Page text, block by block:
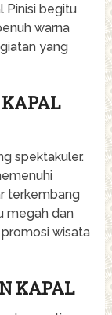
Pinisi begitu
warna
yang
spektakuler.
terkembang
megah dan
wisata
KAPAL